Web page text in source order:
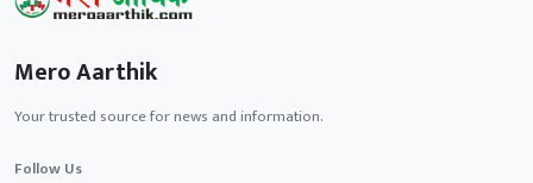
Mero Aarthik
Your trusted source for news and information.
Follow Us